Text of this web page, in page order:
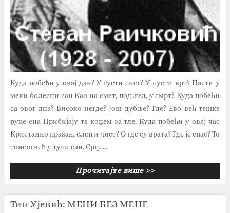
Куда побећи у овај дан? У густи снег? У пусти врт? Пасти у
меки болесни сан Као на смет, под лед, у смрт? Куда побећи
са овог дна? Високо негде? Још дубље? Где? Ево већ тешке
руке сна Прибијају те коцем за тле. Куда побећи у овај час
Кристално празан, слеп и чист? О где су врата? Где је спас? То
тонеш већ у тупи сан. Срце...
Прочитајте више >>
Тин Ујевић: МЕНИ БЕЗ МЕНЕ